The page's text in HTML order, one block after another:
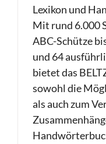
Lexikon und
Mit rund 6.000
ABC-Schütze
und 64
bietet das
sowohl die
als auch zum